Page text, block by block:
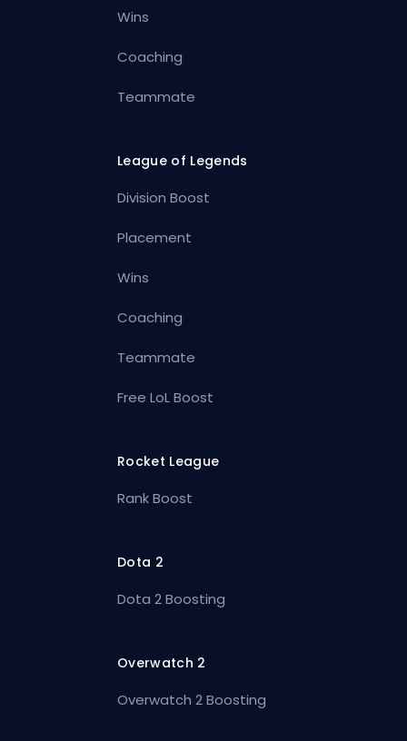
Wins
Coaching
Teammate
League of Legends
Division Boost
Placement
Wins
Coaching
Teammate
Free LoL Boost
Rocket League
Rank Boost
Dota 2
Dota 2 Boosting
Overwatch 2
Overwatch 2 Boosting